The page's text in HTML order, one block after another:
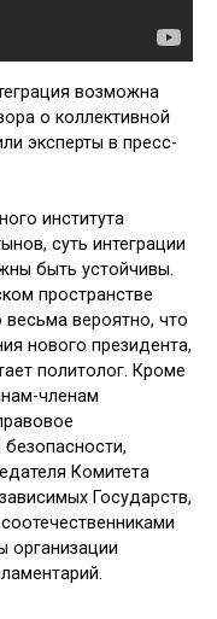
возможна
о коллективной
эксперты в пресс-
института
суть интеграции
быть устойчивы.
пространстве
вероятно, что
нового президента,
политолог. Кроме
членам
Комитета
Государств,
организации